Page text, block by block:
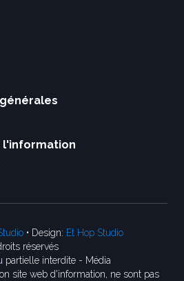
l'information
• Design: Et Hop Studio
réservés
partielle interdite - Média
site web d'information, ne sont pas